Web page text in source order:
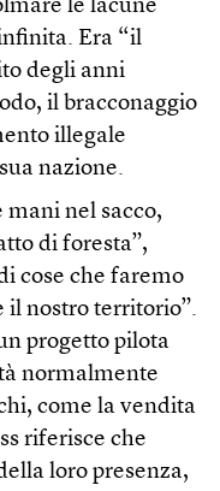
le lacune
Era “il
degli anni
il bracconaggio
illegale
nazione.
mani nel sacco,
di foresta”,
cose che faremo
il nostro territorio”.
progetto pilota
normalmente
come la vendita
riferisce che
loro presenza,